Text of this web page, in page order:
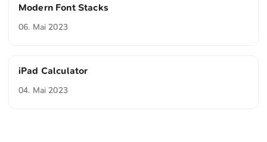
Modern Font Stacks
06. Mai 2023
iPad Calculator
04. Mai 2023